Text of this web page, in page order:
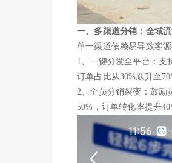
一、多渠道分销：全域
单一渠道依赖易导致客
1、一键分发全平台：支
订单占比从30%跃升至
2、全员分销裂变：鼓励
50%，订单转化率提升